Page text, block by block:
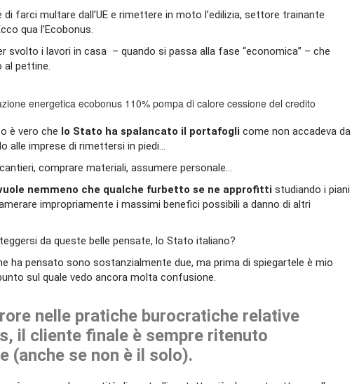
farci multare dall’UE e rimettere in moto l’edilizia, settore trainante
qua l’Ecobonus.
svolto i lavori in casa – quando si passa alla fase “economica” – che
al pettine.
è vero che lo Stato ha spalancato il portafogli come non accadeva da
alle imprese di rimettersi in piedi…
comprare materiali, assumere personale…
nemmeno che qualche furbetto se ne approfitti studiando i piani
impropriamente i massimi benefici possibili a danno di altri
da queste belle pensate, lo Stato italiano?
ha pensato sono sostanzialmente due, ma prima di spiegartele è mio
sul quale vedo ancora molta confusione.
nelle pratiche burocratiche relative
il cliente finale è sempre ritenuto
(anche se non è il solo).